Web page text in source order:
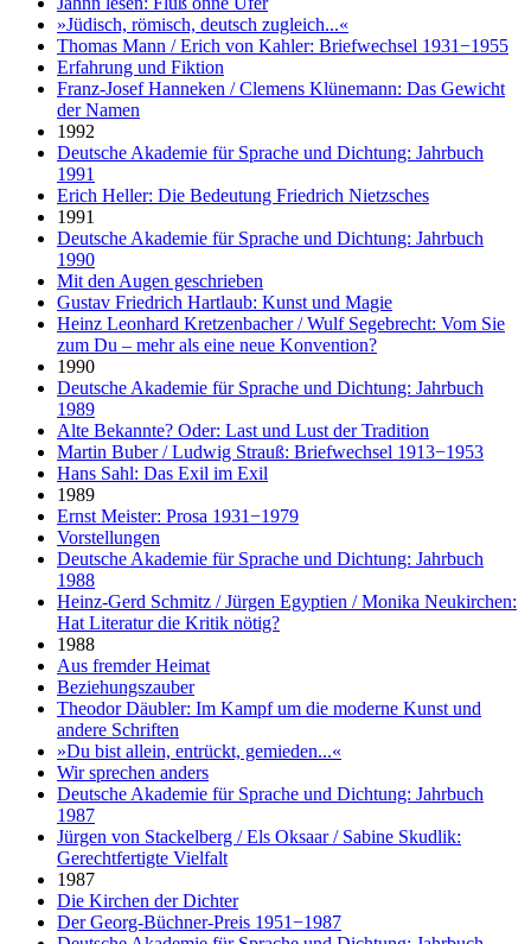
»Jüdisch, römisch, deutsch zugleich...«
Thomas Mann / Erich von Kahler: Briefwechsel 1931−1955
Erfahrung und Fiktion
Franz-Josef Hanneken / Clemens Klünemann: Das Gewicht
der Namen
1992
Deutsche Akademie für Sprache und Dichtung: Jahrbuch
1991
Erich Heller: Die Bedeutung Friedrich Nietzsches
1991
Deutsche Akademie für Sprache und Dichtung: Jahrbuch
1990
Mit den Augen geschrieben
Gustav Friedrich Hartlaub: Kunst und Magie
Heinz Leonhard Kretzenbacher / Wulf Segebrecht: Vom Sie
zum Du – mehr als eine neue Konvention?
1990
Deutsche Akademie für Sprache und Dichtung: Jahrbuch
1989
Alte Bekannte? Oder: Last und Lust der Tradition
Martin Buber / Ludwig Strauß: Briefwechsel 1913−1953
Hans Sahl: Das Exil im Exil
1989
Ernst Meister: Prosa 1931−1979
Vorstellungen
Deutsche Akademie für Sprache und Dichtung: Jahrbuch
1988
Heinz-Gerd Schmitz / Jürgen Egyptien / Monika Neukirchen:
Hat Literatur die Kritik nötig?
1988
Aus fremder Heimat
Beziehungszauber
Theodor Däubler: Im Kampf um die moderne Kunst und
andere Schriften
»Du bist allein, entrückt, gemieden...«
Wir sprechen anders
Deutsche Akademie für Sprache und Dichtung: Jahrbuch
1987
Jürgen von Stackelberg / Els Oksaar / Sabine Skudlik:
Gerechtfertigte Vielfalt
1987
Die Kirchen der Dichter
Der Georg-Büchner-Preis 1951−1987